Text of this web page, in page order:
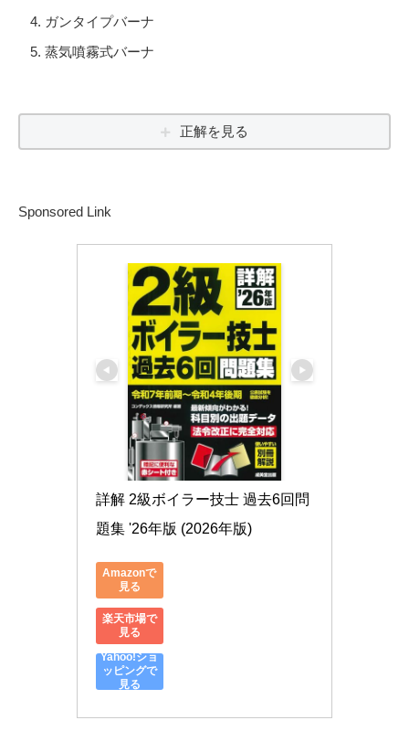
ガンタイプバーナ
蒸気噴霧式バーナ
正解を見る
Sponsored Link
詳解 2級ボイラー技士 過去6回問
題集 '26年版 (2026年版)
Amazonで
見る
楽天市場で
見る
Yahoo!ショ
ッピングで
見る